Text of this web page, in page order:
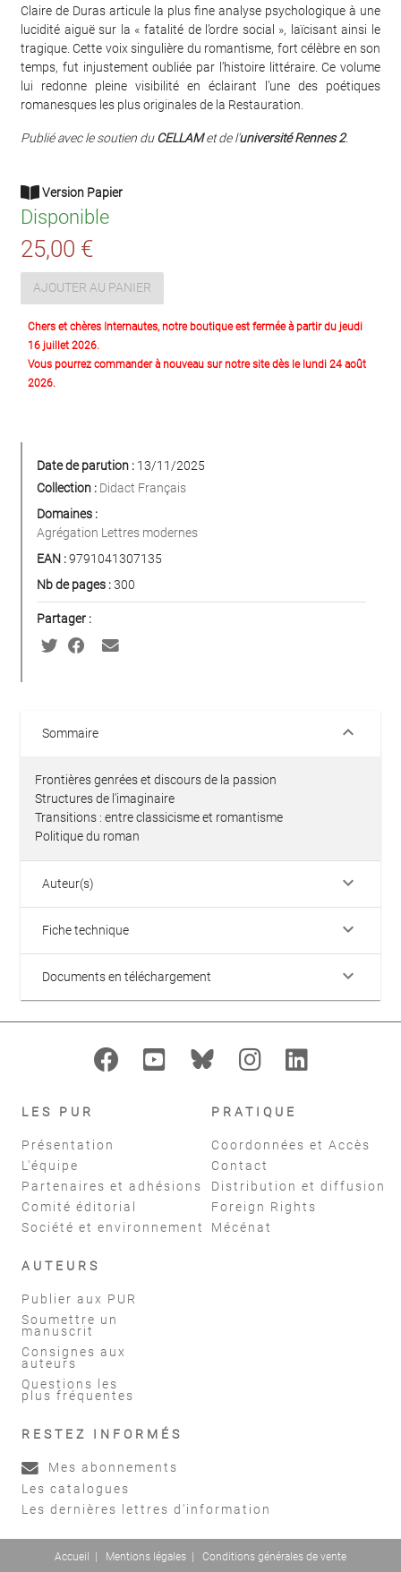
Claire de Duras articule la plus fine analyse psychologique à une
lucidité aiguë sur la « fatalité de l’ordre social », laïcisant ainsi le
tragique. Cette voix singulière du romantisme, fort célèbre en son
temps, fut injustement oubliée par l’histoire littéraire. Ce volume
lui redonne pleine visibilité en éclairant l’une des poétiques
romanesques les plus originales de la Restauration.
Publié avec le soutien duCELLAMet de l’université Rennes 2.
Version Papier
Disponible
25,00 €
AJOUTER AU PANIER
Chers et chères Internautes, notre boutique est fermée à partir du jeudi
16 juillet 2026.
Vous pourrez commander à nouveau sur notre site dès le lundi 24 août
2026.
Date de parution : 13/11/2025
Collection : Didact Français
Domaines :
Agrégation Lettres modernes
EAN :9791041307135
Nb de pages :300
Partager :
Sommaire keyboard_arrow_down
Frontières genrées et discours de la passion
Structures de l'imaginaire
Transitions : entre classicisme et romantisme
Politique du roman
Auteur(s) keyboard_arrow_down
Fiche technique keyboard_arrow_down
Documents en téléchargement keyboard_arrow_down
LES PUR
Présentation
L'équipe
Partenaires et adhésions
Comité éditorial
Société et environnement
PRATIQUE
Coordonnées et Accès
Contact
Distribution et diffusion
Foreign Rights
Mécénat
AUTEURS
Publier aux PUR
Soumettre un
manuscrit
Consignes aux
auteurs
Questions les
plus fréquentes
RESTEZ INFORMÉS
Mes abonnements
Les catalogues
Les dernières lettres d'information
Accueil Mentions légales Conditions générales de vente